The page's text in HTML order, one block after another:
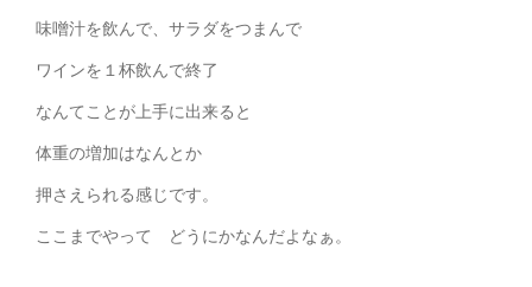
味噌汁を飲んで、サラダをつまんで
ワインを１杯飲んで終了
なんてことが上手に出来ると
体重の増加はなんとか
押さえられる感じです。
ここまでやって どうにかなんだよなぁ。